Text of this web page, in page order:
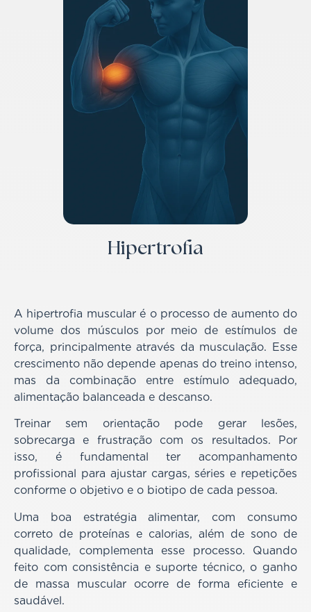
Hipertrofia
A hipertrofia muscular é o processo de aumento do
volume dos músculos por meio de estímulos de
força, principalmente através da musculação. Esse
crescimento não depende apenas do treino intenso,
mas da combinação entre estímulo adequado,
alimentação balanceada e descanso.
Treinar sem orientação pode gerar lesões,
sobrecarga e frustração com os resultados. Por
isso, é fundamental ter acompanhamento
profissional para ajustar cargas, séries e repetições
conforme o objetivo e o biotipo de cada pessoa.
Uma boa estratégia alimentar, com consumo
correto de proteínas e calorias, além de sono de
qualidade, complementa esse processo. Quando
feito com consistência e suporte técnico, o ganho
de massa muscular ocorre de forma eficiente e
saudável.